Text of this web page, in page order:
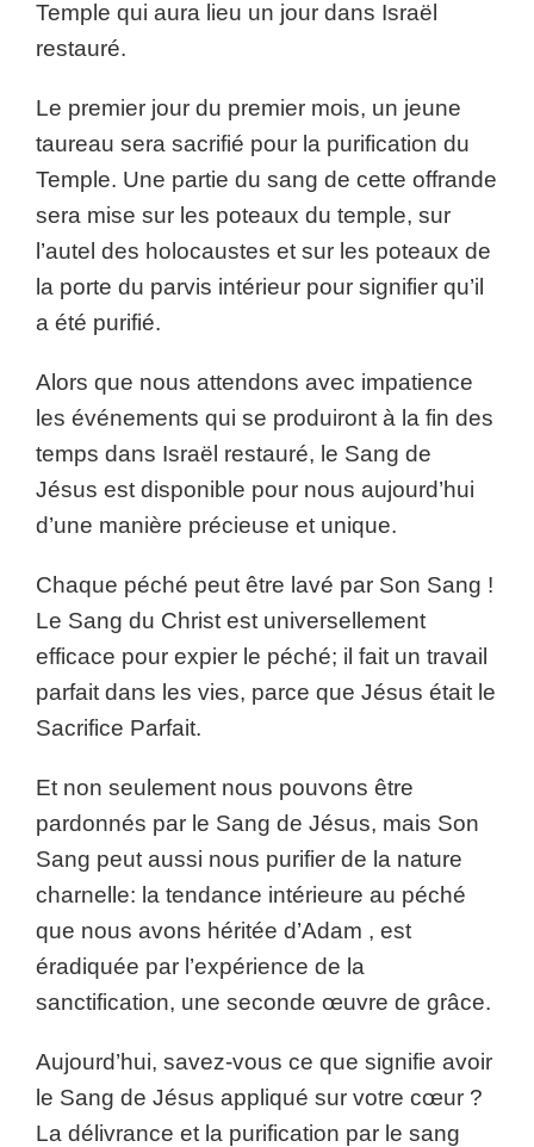
Temple qui aura lieu un jour dans Israël
restauré.
Le premier jour du premier mois, un jeune
taureau sera sacrifié pour la purification du
Temple. Une partie du sang de cette offrande
sera mise sur les poteaux du temple, sur
l’autel des holocaustes et sur les poteaux de
la porte du parvis intérieur pour signifier qu’il
a été purifié.
Alors que nous attendons avec impatience
les événements qui se produiront à la fin des
temps dans Israël restauré, le Sang de
Jésus est disponible pour nous aujourd’hui
d’une manière précieuse et unique.
Chaque péché peut être lavé par Son Sang !
Le Sang du Christ est universellement
efficace pour expier le péché; il fait un travail
parfait dans les vies, parce que Jésus était le
Sacrifice Parfait.
Et non seulement nous pouvons être
pardonnés par le Sang de Jésus, mais Son
Sang peut aussi nous purifier de la nature
charnelle: la tendance intérieure au péché
que nous avons héritée d’Adam , est
éradiquée par l’expérience de la
sanctification, une seconde œuvre de grâce.
Aujourd’hui, savez-vous ce que signifie avoir
le Sang de Jésus appliqué sur votre cœur ?
La délivrance et la purification par le sang